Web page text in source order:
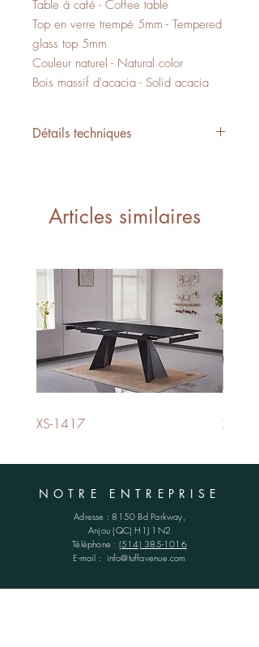
Table à café - Coffee table
Top en verre trempé 5mm - Tempered
glass top 5mm
Couleur naturel - Natural color
Bois massif d'acacia - Solid acacia
Détails techniques
Articles similaires
XS-1417 XS-
NOTRE ENTREPRISE
Adresse : 8150 Bd Parkway,
Anjou (QC)H1J 1N2
Téléphone : (514) 385-1016
E-mail : info@tuffavenue.com